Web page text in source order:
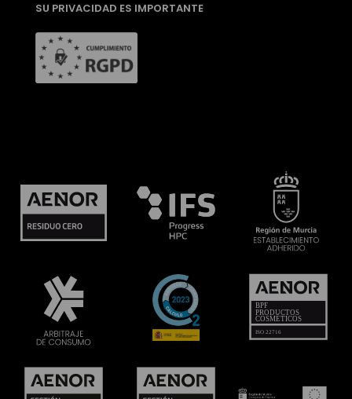
SU PRIVACIDAD ES IMPORTANTE